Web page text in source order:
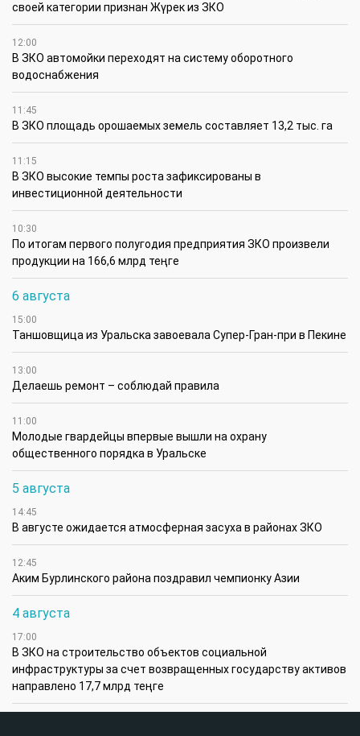
своей категории признан Жүрек из ЗКО
12:00
В ЗКО автомойки переходят на систему оборотного
водоснабжения
11:45
В ЗКО площадь орошаемых земель составляет 13,2 тыс. га
11:15
В ЗКО высокие темпы роста зафиксированы в
инвестиционной деятельности
10:30
По итогам первого полугодия предприятия ЗКО произвели
продукции на 166,6 млрд теңге
6 августа
15:00
Таншовщица из Уральска завоевала Супер-Гран-при в Пекине
13:00
Делаешь ремонт – соблюдай правила
11:00
Молодые гвардейцы впервые вышли на охрану
общественного порядка в Уральске
5 августа
14:45
В августе ожидается атмосферная засуха в районах ЗКО
12:45
Аким Бурлинского района поздравил чемпионку Азии
4 августа
17:00
В ЗКО на строительство объектов социальной
инфраструктуры за счет возвращенных государству активов
направлено 17,7 млрд теңге